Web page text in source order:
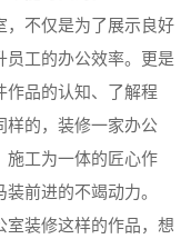
不仅是为了展示良好
员工的办公效率。更是
作品的认知、了解程
样的，装修一家办公
施工为一体的匠心作
前进的不竭动力。
装修这样的作品，想